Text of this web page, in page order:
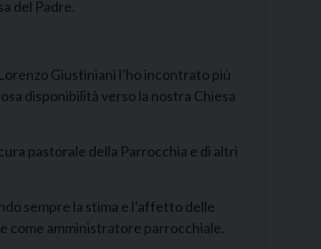
del Padre.
Giustiniani l’ho incontrato più
disponibilità verso la nostra Chiesa
pastorale della Parrocchia e di altri
sempre la stima e l’affetto delle
come amministratore parrocchiale.